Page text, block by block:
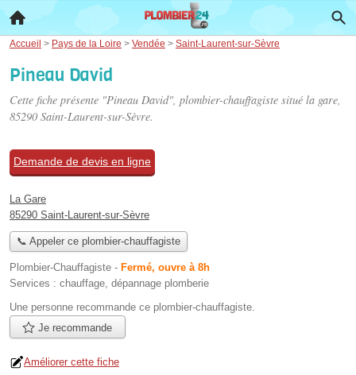
Accueil > Pays de la Loire > Vendée > Saint-Laurent-sur-Sèvre
Pineau David
Cette fiche présente "Pineau David", plombier-chauffagiste situé la gare,
85290 Saint-Laurent-sur-Sèvre.
Demande de devis en ligne
La Gare
85290 Saint-Laurent-sur-Sèvre
📞 Appeler ce plombier-chauffagiste
Plombier-Chauffagiste - Fermé, ouvre à 8h
Services : chauffage, dépannage plomberie
Une personne recommande ce plombier-chauffagiste.
Je recommande
Améliorer cette fiche